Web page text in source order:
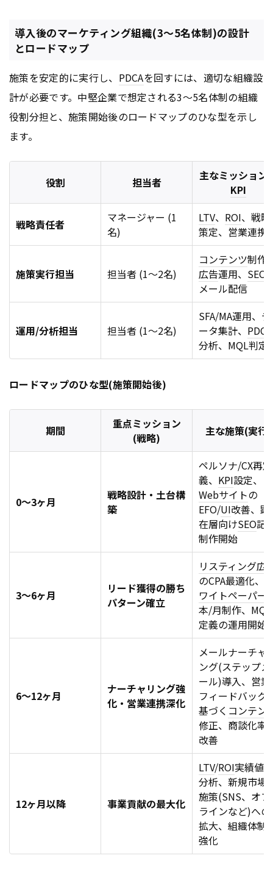
導入後のマーケティング組織(3〜5名体制)の設計
とロードマップ
施策を安定的に実行し、 PDCAを回すには、適切な組織設
計が必要です。中堅企業で想定される3〜5名体制の組織
役割分担と、施策開始後のロードマップのひな型を示し
ます。
役割 担当者
主なミッション
KPI
戦略責任者
マネージャー (1
名)
LTV、 ROI、戦略
策定、営業連携
施策実行担当 担当者 (1〜2名)
コンテンツ制作
広告運用、 SEO
メール配信
運用/分析担当 担当者 (1〜2名)
SFA/MA運用、デ
ータ集計、 PDCA
分析、MQL判定
ロードマップのひな型(施策開始後)
期間
重点ミッション
(戦略)
主な施策(実行)
0〜3ヶ月
戦略設計・土台構
築
ペルソナ/CX再定
義、 KPI設定、
Webサイトの
EFO/UI改善、顕
在層向けSEO記
制作開始
3〜6ヶ月
リード獲得の勝ち
パターン確立
リスティング広
のCPA最適化、
ワイトペーパー
本/月制作、MQL
定義の運用開始
6〜12ヶ月
ナーチャリング強
化・営業連携深化
メールナーチャ
ング(ステップメ
ール)導入、営業
フィードバック
基づく コンテン
修正、商談化率
改善
12ヶ月以降 事業貢献の最大化
LTV/ROI実績値の
分析、新規市場
施策(SNS、オフ
ラインなど)への
拡大、組織体制
強化